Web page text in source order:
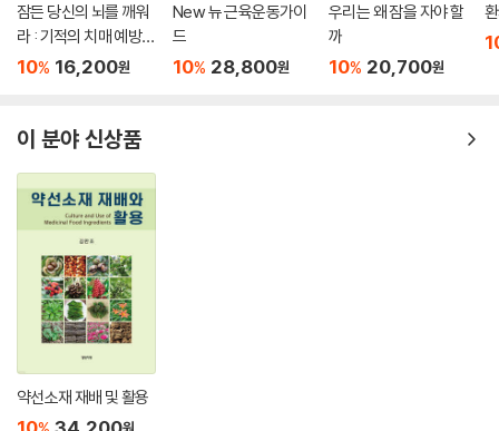
잠든 당신의 뇌를 깨워
라 : 기적의 치매 예방,
치료법
10% 16,200원
New 뉴 근육운동가이
드
10% 28,800원
우리는 왜 잠을 자야 할
까
10% 20,700원
이 분야 신상품
약선소재 재배 및 활용
원